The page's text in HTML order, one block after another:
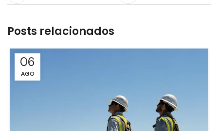
Posts relacionados
06
AGO